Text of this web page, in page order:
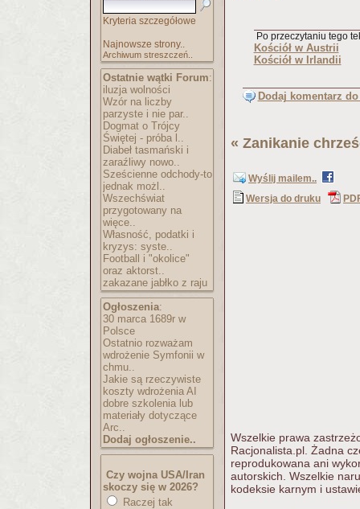
Kryteria szczegółowe
Najnowsze strony..
Archiwum streszczeń..
Ostatnie wątki Forum:
iluzja wolności
Wzór na liczby
parzyste i nie par..
Dogmat o Trójcy
Świętej - próba l..
Diabeł tasmański i
zaraźliwy nowo..
Sześcienne odchody-to
jednak możl..
Wszechświat
przygotowany na
więce..
Własność, podatki i
kryzys: syste..
Football i "okolice"
oraz aktorst..
zakazane jabłko z raju
Ogłoszenia:
30 marca 1689r w
Polsce
Ostatnio rozważam
wdrożenie Symfonii w
chmu..
Jakie są rzeczywiste
koszty wdrożenia AI
dobre szkolenia lub
materiały dotyczące
Arc..
Dodaj ogłoszenie..
Czy wojna USA/Iran
skoczy się w 2026?
Raczej tak
Po przeczytaniu tego
Kościół w Austrii
Kościół w Irlandii
Dodaj komentarz
« Zanikanie
Wyślij mailem..
Wersja do druku
Wszelkie prawa
Racjonalista.pl. Żadna
reprodukowana ani
autorskich. Wszelkie
kodeksie karnym i